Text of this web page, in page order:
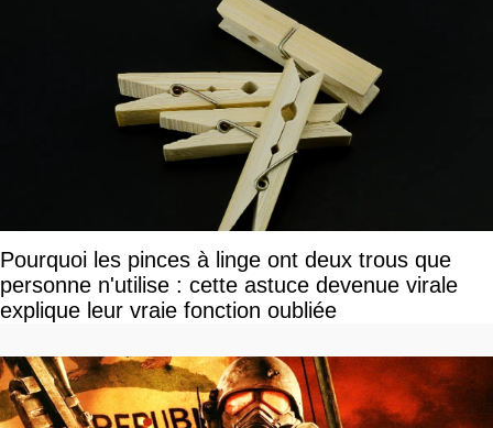
Pourquoi les pinces à linge ont deux trous que
personne n'utilise : cette astuce devenue virale
explique leur vraie fonction oubliée